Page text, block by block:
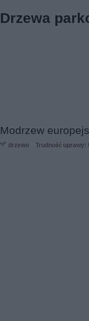
Drzewa
Modrzew
drzewo Trudność uprawy: